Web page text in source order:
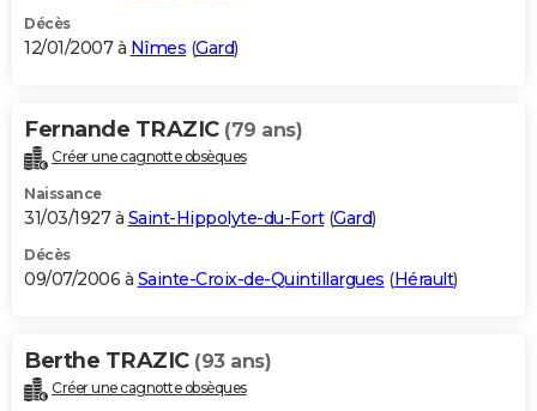
Décès
12/01/2007 à Nîmes (Gard)
Fernande TRAZIC (79 ans)
Créer une cagnotte obsèques
Naissance
31/03/1927 à Saint-Hippolyte-du-Fort(Gard)
Décès
09/07/2006 à Sainte-Croix-de-Quintillargues (Hérault)
Berthe TRAZIC (93 ans)
Créer une cagnotte obsèques